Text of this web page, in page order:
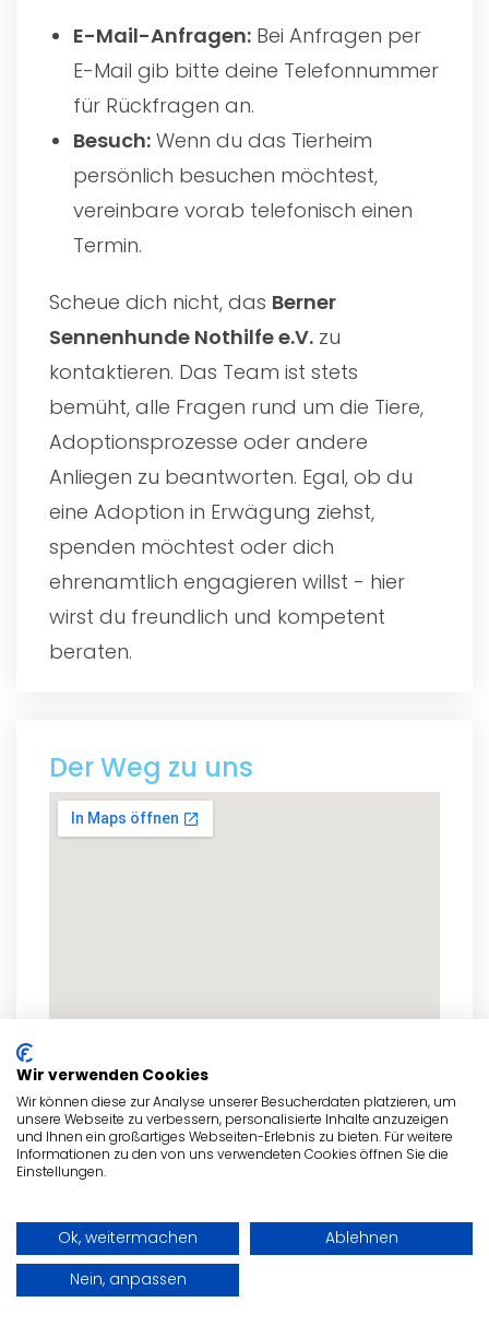
E-Mail-Anfragen: Bei Anfragen per
E-Mail gib bitte deine Telefonnummer
für Rückfragen an.
Besuch: Wenn du das Tierheim
persönlich besuchen möchtest,
vereinbare vorab telefonisch einen
Termin.
Scheue dich nicht, das Berner
Sennenhunde Nothilfe e.V. zu
kontaktieren. Das Team ist stets
bemüht, alle Fragen rund um die Tiere,
Adoptionsprozesse oder andere
Anliegen zu beantworten. Egal, ob du
eine Adoption in Erwägung ziehst,
spenden möchtest oder dich
ehrenamtlich engagieren willst - hier
wirst du freundlich und kompetent
beraten.
Der Weg zu uns
zum Routenplaner
Wir verwenden Cookies
Wir können diese zur Analyse unserer Besucherdaten platzieren, um
unsere Webseite zu verbessern, personalisierte Inhalte anzuzeigen
und Ihnen ein großartiges Webseiten-Erlebnis zu bieten. Für weitere
Informationen zu den von uns verwendeten Cookies öffnen Sie die
Einstellungen.
Ok, weitermachen
Ablehnen
Nein, anpassen